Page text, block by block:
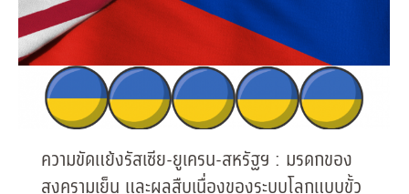
ความขัดแย้งรัสเซีย-ยูเครน-สหรัฐฯ : มรดกของ
สงครามเย็น และผลสืบเนื่องของระบบโลกแบบขั้ว